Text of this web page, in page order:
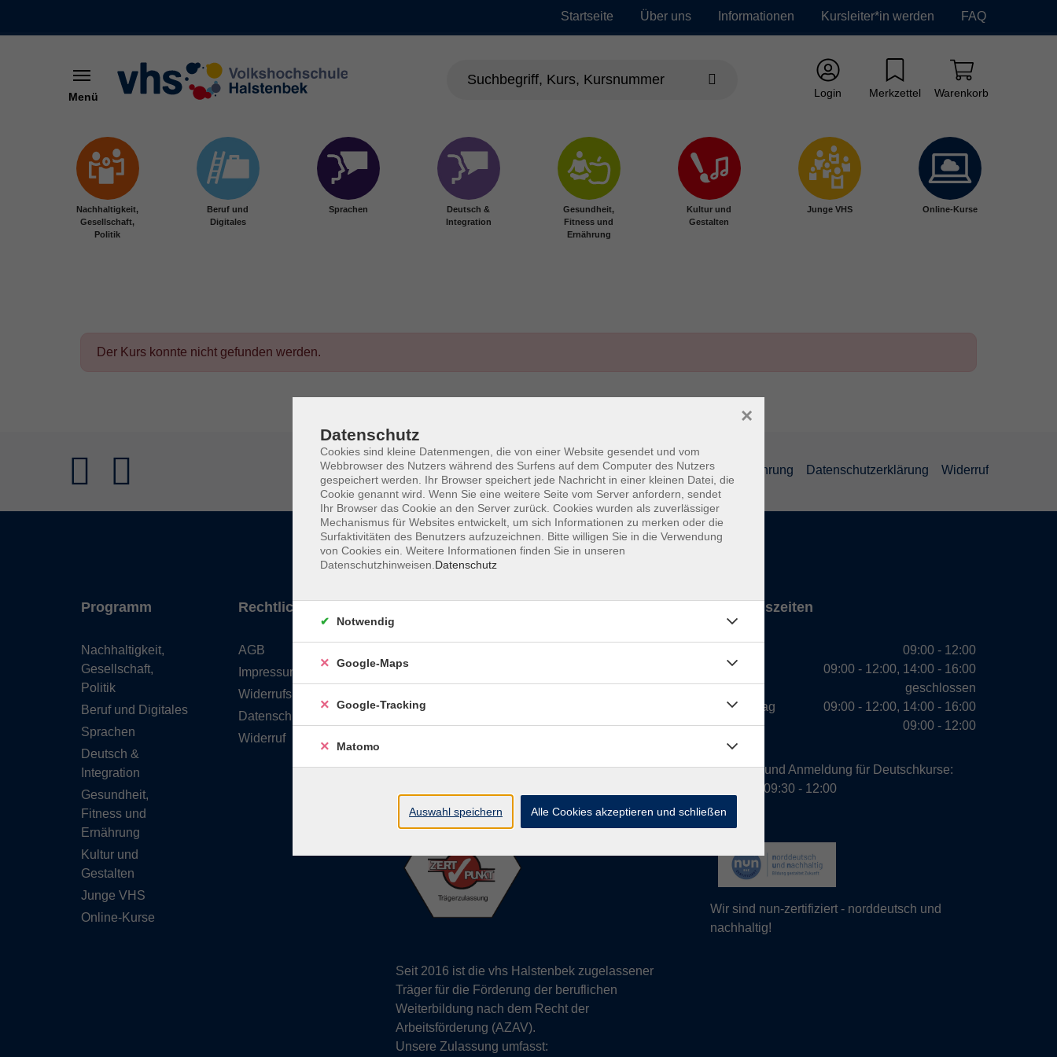
Startseite Über uns Informationen Kursleiter*in werden FAQ
Menü Login Merkzettel Warenkorb
Nachhaltigkeit,
Gesellschaft,
Politik
Beruf und
Digitales
Sprachen
Deutsch &
Integration
Gesundheit,
Fitness und
Ernährung
Kultur und
Gestalten
Junge VHS Online-Kurse
Der Kurs konnte nicht gefunden werden.
AGB Impressum Widerrufsbelehrung Datenschutzerklärung Widerruf
Programm
Nachhaltigkeit,
Gesellschaft,
Politik
Beruf und Digitales
Sprachen
Deutsch &
Integration
Gesundheit,
Fitness und
Ernährung
Kultur und
Gestalten
Junge VHS
Online-Kurse
Rechtliches
AGB
Impressum
Widerrufsbelehrung
Datenschutzerklärung
Widerruf
25469 Halstenbek
info@vhs-halstenbek.de
Seit 2016 ist die vhs Halstenbek zugelassener
Träger für die Förderung der beruflichen
Weiterbildung nach dem Recht der
Arbeitsförderung (AZAV).
Unsere Zulassung umfasst:
Öffnungszeiten
Dienstag
Mittwoch
Donnerstag
Freitag
09:00 - 12:00
09:00 - 12:00, 14:00 - 16:00
geschlossen
09:00 - 12:00, 14:00 - 16:00
09:00 - 12:00
Beratung und Anmeldung für Deutschkurse:
Dienstag 09:30 - 12:00
Wir sind nun-zertifiziert - norddeutsch und
nachhaltig!
Datenschutz
Cookies sind kleine Datenmengen, die von einer Website gesendet und vom
Webbrowser des Nutzers während des Surfens auf dem Computer des Nutzers
gespeichert werden. Ihr Browser speichert jede Nachricht in einer kleinen Datei, die
Cookie genannt wird. Wenn Sie eine weitere Seite vom Server anfordern, sendet
Ihr Browser das Cookie an den Server zurück. Cookies wurden als zuverlässiger
Mechanismus für Websites entwickelt, um sich Informationen zu merken oder die
Surfaktivitäten des Benutzers aufzuzeichnen. Bitte willigen Sie in die Verwendung
von Cookies ein. Weitere Informationen finden Sie in unseren
Datenschutzhinweisen. Datenschutz
×
Notwendig
Google-Maps
Google-Tracking
Matomo
Auswahl speichern Alle Cookies akzeptieren und schließen